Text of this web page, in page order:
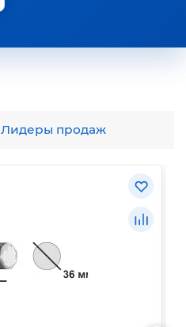
Лидеры продаж